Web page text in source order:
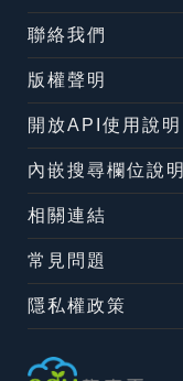
聯絡我們
版權聲明
開放API使用說明
內嵌搜尋欄位說明
相關連結
常見問題
隱私權政策